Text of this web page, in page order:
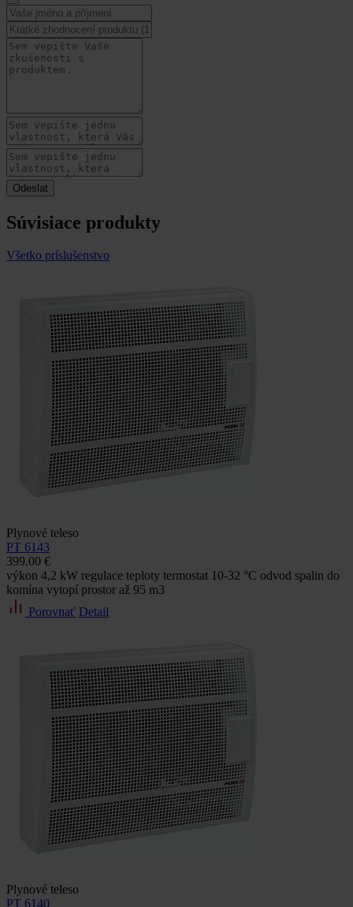
Súvisiace produkty
Všetko príslušenstvo
Plynové teleso
PT 6143
399.00 €
výkon 4,2 kW regulace teploty termostat 10-32 °C odvod spalin do
komína vytopí prostor až 95 m3
Porovnať Detail
Plynové teleso
PT 6140